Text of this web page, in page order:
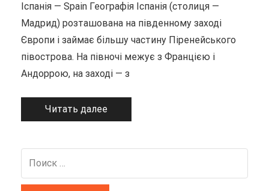
Іспанія — Spain Географія Іспанія (столиця —
Мадрид) розташована на південному заході
Європи і займає більшу частину Піренейського
півострова. На півночі межує з Францією і
Андоррою, на заході — з
Читать далее